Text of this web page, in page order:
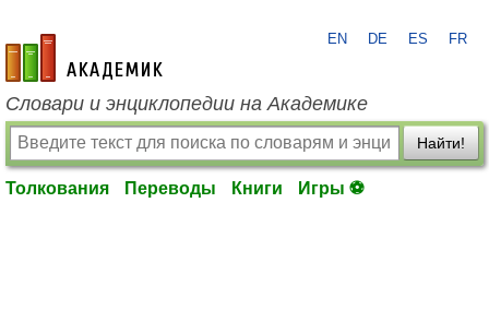
academic.ru
EN DE ES FR
Словари и энциклопедии на Академике
Найти!
Толкования Переводы Книги Игры ⚽